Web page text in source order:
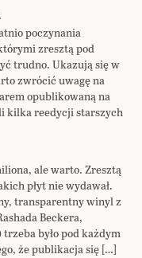
poczynania
zresztą pod
trudno. Ukazują się w
zwrócić uwagę na
opublikowaną na
kilka reedycji starszych
ale warto. Zresztą
płyt nie wydawał.
transparentny winyl z
Beckera,
było pod każdym
że publikacja się […]